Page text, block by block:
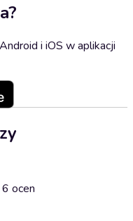
i iOS w aplikacji
ocen